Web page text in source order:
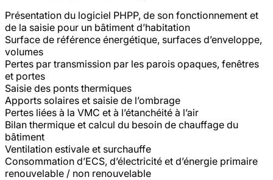
Présentation du logiciel PHPP, de son fonctionnement et
de la saisie pour un bâtiment d’habitation
Surface de référence énergétique, surfaces d’enveloppe,
volumes
Pertes par transmission par les parois opaques, fenêtres
et portes
Saisie des ponts thermiques
Apports solaires et saisie de l’ombrage
Pertes liées à la VMC et à l’étanchéité à l’air
Bilan thermique et calcul du besoin de chauffage du
bâtiment
Ventilation estivale et surchauffe
Consommation d’ECS, d’électricité et d’énergie primaire
renouvelable / non renouvelable